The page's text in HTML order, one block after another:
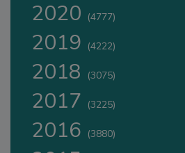
2020 (4777)
2019 (4222)
2018 (3075)
2017 (3225)
2016 (3880)